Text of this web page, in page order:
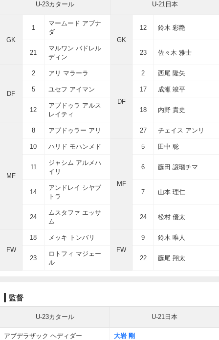
U-23カタール U-21日本
GK
1
マームード アブナ
ダ
GK
12 鈴木 彩艶
21
マルワン バドレル
ディン
23 佐々木 雅士
DF
2 アリ マラーラ
DF
2 西尾 隆矢
5 ユセフ アイマン 17 成瀬 竣平
12
アブドゥラ アルス
レイティ
18 内野 貴史
MF
8 アブドゥラー アリ 27 チェイス アンリ
10 ハリド モハンメド
MF
5 田中 聡
11
ジャシム アルメハ
イリ
6 藤田 譲瑠チマ
14
アンドレイ シヤブ
トラ
7 山本 理仁
24
ムスタファ エッサ
ム
24 松村 優太
FW
18
メッキ トンバリ
FW
9 鈴木 唯人
23
ロトフィ マジェー
ル
22 藤尾 翔太
監督
U-23カタール U-21日本
アブデラザック ヘディダー 大岩 剛